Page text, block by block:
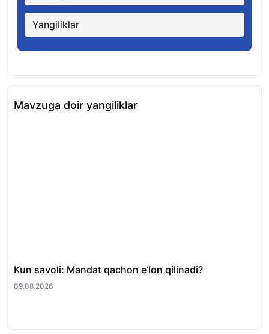
Yangiliklar
Mavzuga doir yangiliklar
Kun savoli: Mandat qachon e’lon qilinadi?
09.08.2026